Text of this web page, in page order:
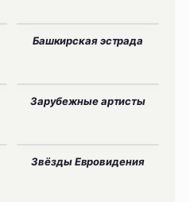
Башкирская эстрада
Зарубежные артисты
Звёзды Евровидения